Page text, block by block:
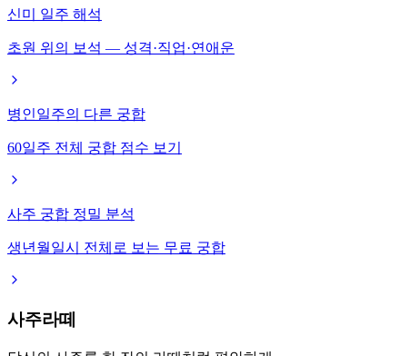
신미 일주 해석
초원 위의 보석 — 성격·직업·연애운
병인일주의 다른 궁합
60일주 전체 궁합 점수 보기
사주 궁합 정밀 분석
생년월일시 전체로 보는 무료 궁합
사주라떼